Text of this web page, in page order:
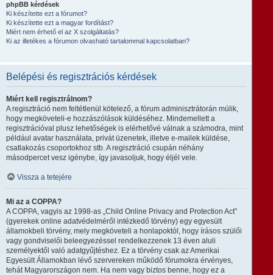
phpBB kérdések
Ki készítette ezt a fórumot?
Ki készítette ezt a magyar fordítást?
Miért nem érhető el az X szolgáltatás?
Ki az illetékes a fórumon olvasható tartalommal kapcsolatban?
Belépési és regisztrációs kérdések
Miért kell regisztrálnom?
A regisztráció nem feltétlenül kötelező, a fórum adminisztrátorán múlik,
hogy megköveteli-e hozzászólások küldéséhez. Mindemellett a
regisztrációval plusz lehetőségek is elérhetővé válnak a számodra, mint
például avatar használata, privát üzenetek, illetve e-mailek küldése,
csatlakozás csoportokhoz stb. A regisztráció csupán néhány
másodpercet vesz igénybe, így javasoljuk, hogy éljél vele.
Vissza a tetejére
Mi az a COPPA?
A COPPA, vagyis az 1998-as „Child Online Privacy and Protection Act”
(gyerekek online adatvédelméről intézkedő törvény) egy egyesült
államokbeli törvény, mely megköveteli a honlapoktól, hogy írásos szülői
vagy gondviselői beleegyezéssel rendelkezzenek 13 éven aluli
személyektől való adatgyűjtéshez. Ez a törvény csak az Amerikai
Egyesült Államokban lévő szervereken működő fórumokra érvényes,
tehát Magyarországon nem. Ha nem vagy biztos benne, hogy ez a